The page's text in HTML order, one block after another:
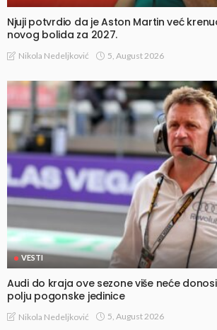
Njuji potvrdio da je Aston Martin već
novog bolida za 2027.
Nikola Nedeljković 5, August 2026
VESTI
Audi do kraja ove sezone više neće
polju pogonske jedinice
Nikola Nedeljković 5, August 2026